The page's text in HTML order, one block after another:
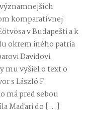
komparatívnej
v Budapešti a k
okrem iného patria
Davidovi
mu vyšiel o text o
s László F.
má pred sebou
Maďari do […]